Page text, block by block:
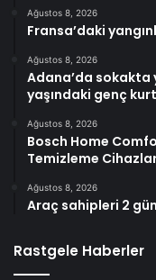
Ağustos 8, 2026
Fransa’daki
Ağustos 8, 2026
Adana’da sokakta
yaşındaki genç
Ağustos 8, 2026
Bosch Home
Temizleme
Ağustos 8, 2026
Araç sahipleri 2
Rastgele Haberler